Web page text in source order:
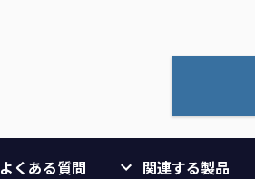
よくある質問 関連する製品